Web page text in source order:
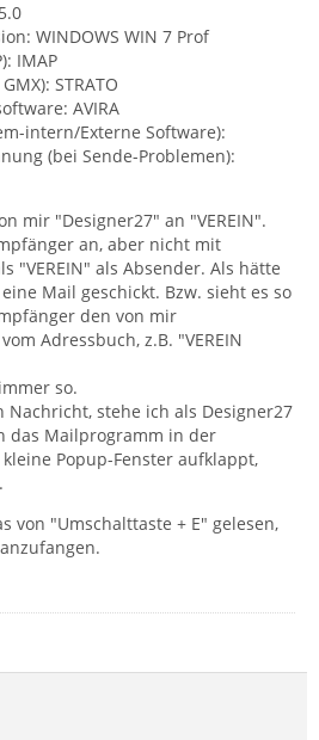
WINDOWS WIN 7 Prof
IMAP
STRATO
AVIRA
intern/Externe Software):
(bei Sende-Problemen):
mir "Designer27" an "VEREIN".
an, aber nicht mit
"VEREIN" als Absender. Als hätte
Mail geschickt. Bzw. sieht es so
den von mir
Adressbuch, z.B. "VEREIN
so.
stehe ich als Designer27
das Mailprogramm in der
Popup-Fenster aufklappt,
von "Umschalttaste + E" gelesen,